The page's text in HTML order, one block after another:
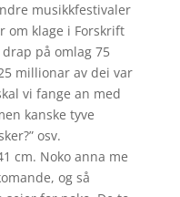
musikkfestivaler
om klage i Forskrift
på omlag 75
millionar av dei var
vi fange an med
kanske tyve
osv.
cm. Noko anna me
og så